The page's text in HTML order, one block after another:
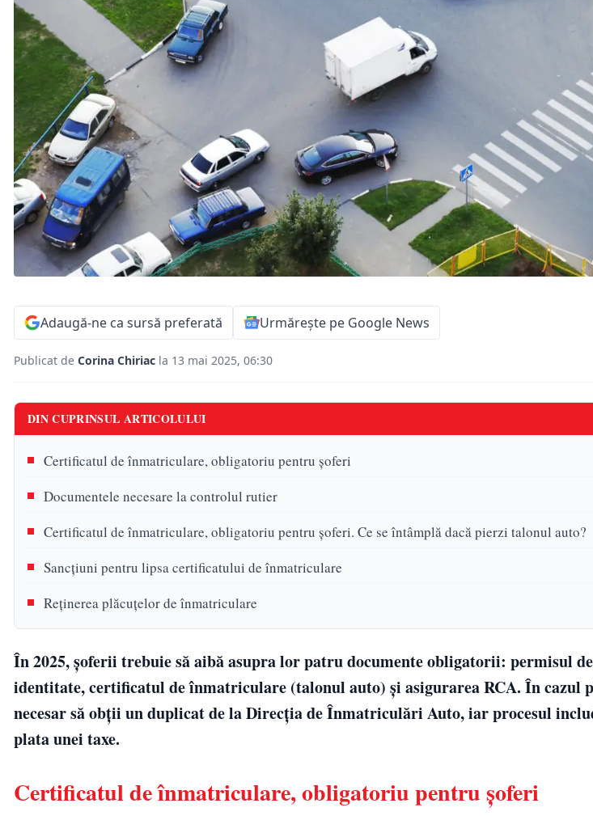
Adaugă-ne ca sursă preferată Urmărește pe Google News
Publicat de Corina Chiriac la 13 mai 2025, 06:30
DIN CUPRINSUL ARTICOLULUI
Certificatul de înmatriculare, obligatoriu pentru șoferi
Documentele necesare la controlul rutier
Certificatul de înmatriculare, obligatoriu pentru șoferi. Ce se întâmplă dacă pierzi talonul auto?
Sancțiuni pentru lipsa certificatului de înmatriculare
Reținerea plăcuțelor de înmatriculare
În 2025, șoferii trebuie să aibă asupra lor patru documente obligatorii: permisul
identitate, certificatul de înmatriculare (talonul auto) și asigurarea RCA. În cazul
necesar să obții un duplicat de la Direcția de Înmatriculări Auto, iar procesul
plata unei taxe.
Certificatul de înmatriculare, obligatoriu pentru șoferi